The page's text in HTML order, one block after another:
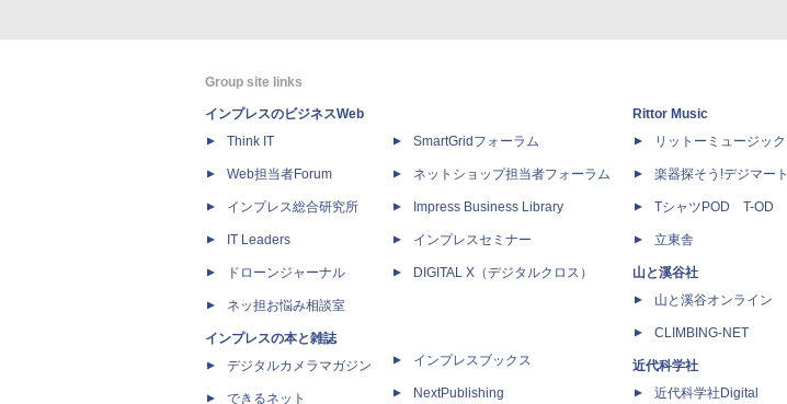
Group site links
インプレスのビジネスWeb
Think IT
Web担当者Forum
インプレス総合研究所
IT Leaders
ドローンジャーナル
ネッ担お悩み相談室
インプレスの本と雑誌
デジタルカメラマガジン
できるネット
SmartGridフォーラム
ネットショップ担当者フォーラム
Impress Business Library
インプレスセミナー
DIGITAL X（デジタルクロス）
インプレスブックス
NextPublishing
Rittor Music
リットーミュージック
楽器探そう!デジマート
TシャツPOD T-OD
立東舎
山と溪谷社
山と溪谷オンライン
CLIMBING-NET
近代科学社
近代科学社Digital